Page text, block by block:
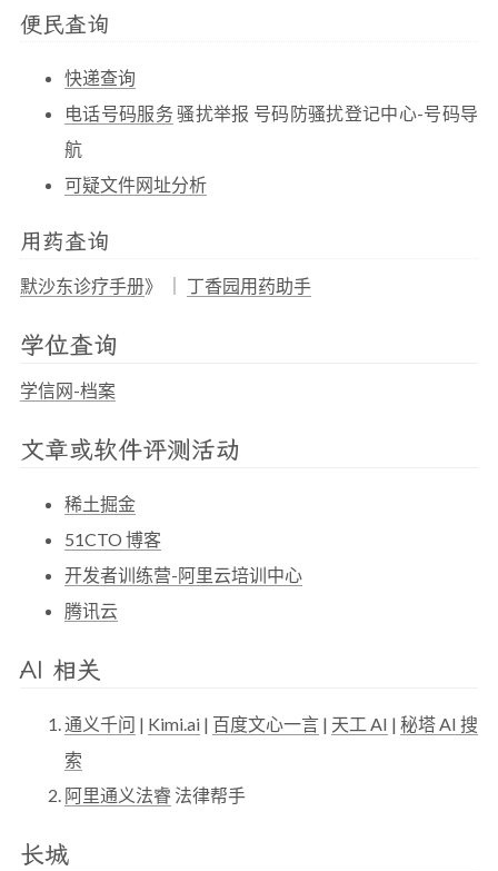
便民查询
快递查询
电话号码服务 骚扰举报 号码防骚扰登记中心-号码导
航
可疑文件网址分析
用药查询
默沙东诊疗手册》 ｜ 丁香园用药助手
学位查询
学信网-档案
文章或软件评测活动
稀土掘金
51CTO 博客
开发者训练营-阿里云培训中心
腾讯云
AI 相关
通义千问 | Kimi.ai | 百度文心一言 | 天工 AI | 秘塔 AI 搜
索
阿里通义法睿 法律帮手
长城